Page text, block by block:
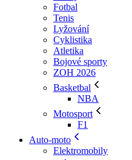
Fotbal
Tenis
Lyžování
Cyklistika
Atletika
Bojové sporty
ZOH 2026
Basketbal
NBA
Motosport
F1
Auto-moto
Elektromobily